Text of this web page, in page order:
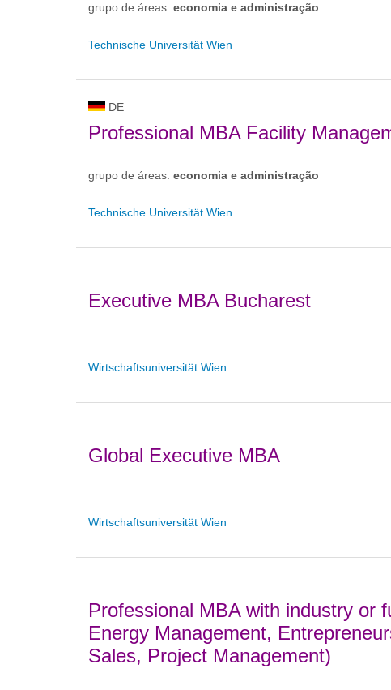
grupo de áreas: economia e administração
Technische Universität Wien
DE
Professional MBA Facility
grupo de áreas: economia e administração
Technische Universität Wien
Executive MBA Bucharest
Wirtschaftsuniversität Wien
Global Executive MBA
Wirtschaftsuniversität Wien
Professional MBA with industry or
Energy Management,
Sales, Project Management)